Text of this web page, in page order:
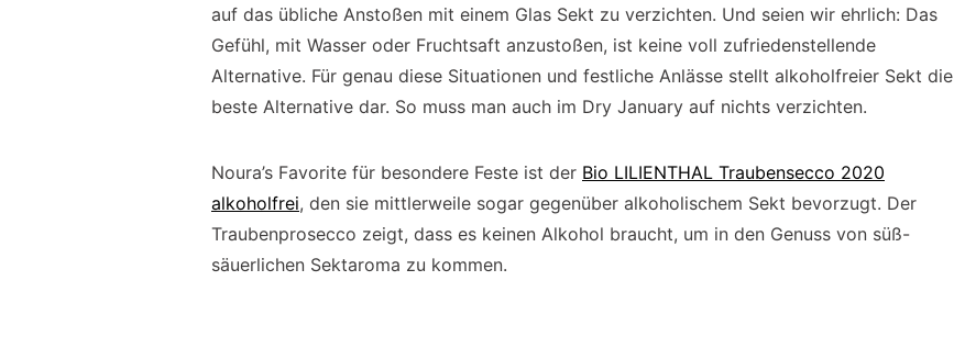
auf das übliche Anstoßen mit einem Glas Sekt zu verzichten. Und seien wir ehrlich: Das
Gefühl, mit Wasser oder Fruchtsaft anzustoßen, ist keine voll zufriedenstellende
Alternative. Für genau diese Situationen und festliche Anlässe stellt alkoholfreier Sekt die
beste Alternative dar. So muss man auch im Dry January auf nichts verzichten.
Noura’s Favorite für besondere Feste ist der Bio LILIENTHAL Traubensecco 2020
alkoholfrei, den sie mittlerweile sogar gegenüber alkoholischem Sekt bevorzugt. Der
Traubenprosecco zeigt, dass es keinen Alkohol braucht, um in den Genuss von süß-
säuerlichen Sektaroma zu kommen.